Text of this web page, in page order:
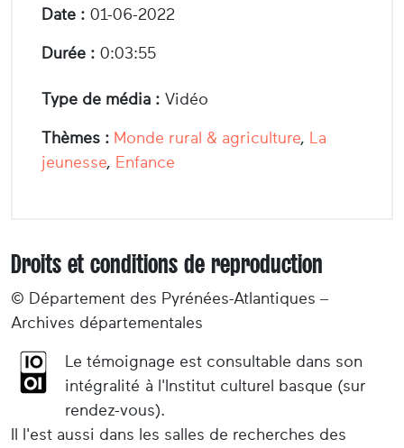
Date : 01-06-2022
Durée : 0:03:55
Type de média : Vidéo
Thèmes : Monde rural & agriculture, La
jeunesse, Enfance
Droits et conditions de reproduction
© Département des Pyrénées-Atlantiques –
Archives départementales
Le témoignage est consultable dans son
intégralité à l'Institut culturel basque (sur
rendez-vous).
Il l'est aussi dans les salles de recherches des